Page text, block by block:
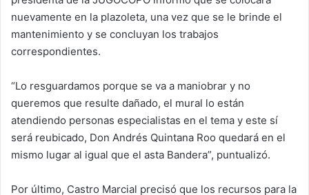
nuevamente en la plazoleta, una vez que se le brinde el
mantenimiento y se concluyan los trabajos
correspondientes.
“Lo resguardamos porque se va a maniobrar y no
queremos que resulte dañado, el mural lo están
atendiendo personas especialistas en el tema y este sí
será reubicado, Don Andrés Quintana Roo quedará en el
mismo lugar al igual que el asta Bandera”, puntualizó.
Por último, Castro Marcial precisó que los recursos para la